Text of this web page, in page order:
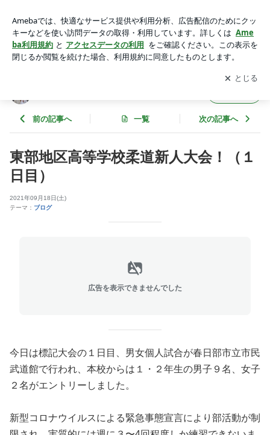
柔道部監督のブログ
アプリをダウンロードして ブログの更新通知
を受け取りまし
ょう。
開く
前の記事へ 一覧 次の記事へ
東部地区高等学校柔道新人大会！（１
日目）
2021年09月18日(土)
テーマ： ブログ
広告を表示できませんでした
今日は標記大会の１日目、男女個人試合が春日部市立市民
武道館で行われ、本校からは１・２年生の男子９名、女子
２名がエントリーしました。
新型コロナウイルスによる緊急事態宣言により部活動が制